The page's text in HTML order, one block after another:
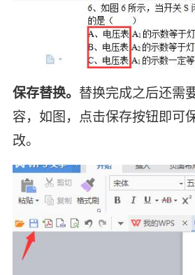
保存替换。 替换完成之后还需
容，如图，点击保存按钮即可
改。